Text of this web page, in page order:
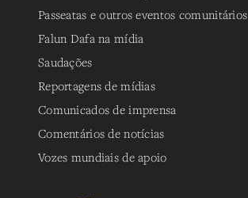
Passeatas e outros eventos comunitários
Falun Dafa na mídia
Saudações
Reportagens de mídias
Comunicados de imprensa
Comentários de notícias
Vozes mundiais de apoio